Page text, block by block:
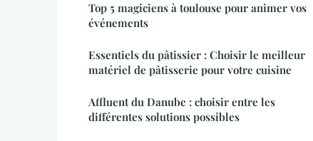
Top 5 magiciens à toulouse pour animer vos
événements
Essentiels du pâtissier : Choisir le meilleur
matériel de pâtisserie pour votre cuisine
Affluent du Danube : choisir entre les
différentes solutions possibles